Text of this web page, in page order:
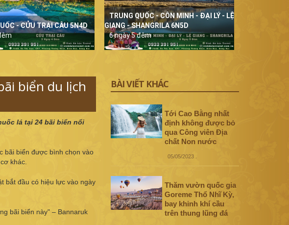
- CỬU TRẠI CÂU 5N4D
TRUNG QUỐC - CÔN MINH - ĐẠI LÝ - LỆ
GIANG - SHANGRILA 6N5D
6 ngày 5 đêm
biển du lịch
lá tại 24 bãi biển nổi
bãi biển được bình chọn vào
khác.
bắt đầu có hiệu lực vào ngày
bãi biển này" – Bannaruk
BÀI VIẾT KHÁC
Tới Cao Bằng nhất
định không được bỏ
qua Công viên Địa
chất Non nước
05/05/2023.
Thăm vườn quốc gia
Goreme Thổ Nhĩ Kỳ,
bay khinh khí cầu
trên thung lũng đá